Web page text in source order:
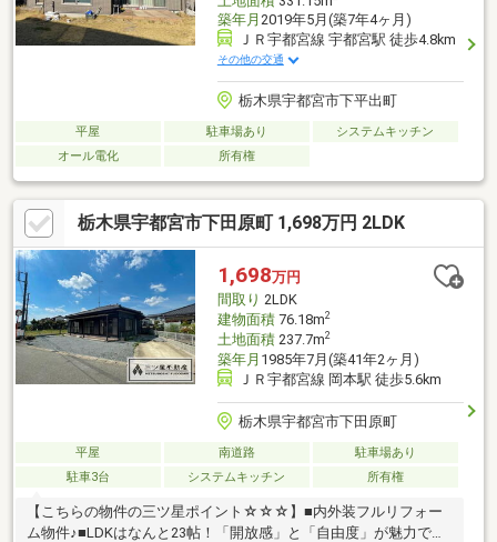
築年月 2019年5月(築7年4ヶ月)
ＪＲ宇都宮線 宇都宮駅 徒歩4.8km
その他の交通
栃木県宇都宮市下平出町
平屋 駐車場あり
システムキッチン
オール電化
所有権
栃木県宇都宮市下田原町 1,698万円 2LDK
1,698万円
間取り 2LDK
建物面積76.18m2
土地面積237.7m2
築年月 1985年7月(築41年2ヶ月)
ＪＲ宇都宮線 岡本駅 徒歩5.6km
栃木県宇都宮市下田原町
平屋 南道路
駐車場あり
駐車3台
システムキッチン 所有権
【こちらの物件の三ツ星ポイント☆☆☆】■内外装フルリフォー
ム物件♪■LDKはなんと23帖！「開放感」と「自由度」が魅力で